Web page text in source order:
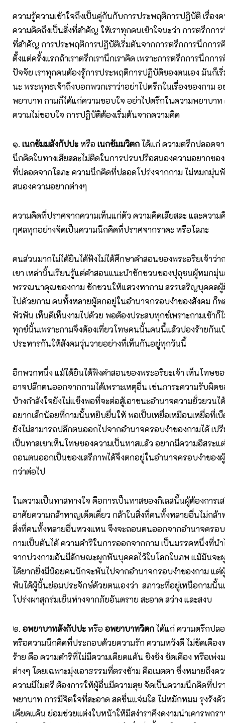
ความรู้ความเข้าใจถึงเป็นคู่กันกับการประพฤติการปฏิบัติ เรื่อง
ความคิดถึงเป็นสิ่งที่สำคัญ ให้เราทุกคนเข้าใจนะว่า การตรึกกา
ที่สำคัญ การประพฤติการปฏิบัติเริ่มต้นจากการตรึกการนึกกา
ตั้งแต่ครั้งแรกถ้าเราตรึกเรานึกเราคิด เพราะการตรึกการนึกก
ปัจจัย เราทุกคนต้องรู้การประพฤติการปฏิบัติของตนเอง มันก็เ
นะ พระพุทธเจ้าถึงบอกพวกเราว่าอย่าไปตรึกในเรื่องของกาม อ
พยาบาท กามก็ได้แก่ความชอบใจ อย่าไปตรึกในความพยาบา
ความไม่ชอบใจ การปฏิบัติต้องเริ่มต้นจากความคิด
๑. เนกขัมมสังกัปปะหรือเนกขัมมวิตก ได้แก่ ความตรึกปลอดจ
นึกคิดในทางเสียสละไม่ติดในการปรนปรือสนองความอยากขอ
ที่ปลอดจากโลภะ ความนึกคิดที่ปลอดโปร่งจากกาม ไม่หมกมุ่น
สนองความอยากต่างๆ
ความคิดที่ปราศจากความเห็นแก่ตัว ความคิดเสียสละ และควา
กุศลทุกอย่างจัดเป็นความนึกคิดที่ปราศจากราคะ หรือโลภะ
คนส่วนมากไม่ได้ยินได้ฟังไม่ได้ศึกษาคำสอนของพระอริยเจ้าว่า
เขา เหล่านั้นเรียนรู้แต่คำสอนแนะนำชักชวนของปุถุชนผู้หมกมุ่
พรรณนาคุณของกาม ชักชวนให้แสวงหากาม สรรเสริญบุคคลผู้
ไปด้วยกาม คนทั้งหลายผู้ตกอยู่ในอำนาจกรอบงำของสังคม ก็
พัวพัน เห็นดีเห็นงามไปด้วย พอต้องประสบทุกข์เพราะกามเข้า
ทุกข์นั้นเพราะกามจึงต้องเที่ยวโทษคนนั้นคนนี้แล้วปองร้ายกัน
ประหารกันให้สังคมวุ่นวายอย่างที่เห็นกันอยู่ทุกวันนี้
อีกพวกหนึ่ง แม้ได้ยินได้ฟังคำสอนของพระอริยะเจ้า เห็นโทษข
อาจปลีกตนออกจากกามได้เพราะเหตุอื่น เช่นภาระความรับผิด
บ้างกำลังใจยังไม่แข็งพอที่จะต่อสู้เอาชนะอำนาจความยั่วยวนไ
อยากเล็กน้อยที่กามนั้นหยิบยื่นให้ พอเป็นเหยื่อเหมือนเหยื่อที่เบ็
ยังไม่สามารถปลีกตนออกไปจากอำนาจครอบงำของกามได้ เป
เป็นทาสเขาเห็นโทษของความเป็นทาสแล้ว อยากมีความอิสระ
ถอนตนออกเป็นของเสรีภาพได้จึงตกอยู่ในอำนาจครอบงำของ
กว่าต่อไป
ในความเป็นทาสทางใจ คือการเป็นทาสของกิเลสนั้นผู้ต้องการเ
อาศัยความกล้าหาญเด็ดเดี่ยว กล้าในสิ่งที่คนทั้งหลายอื่นไม่กล้า
สิ่งที่คนทั้งหลายอื่นหวงแหน จึงจะถอนตนออกจากอำนาจครอบ
กามเป็นต้นได้ ความคำริในการออกจากกาม เป็นมรรคหนึ่งที่น
จากบ่วงกามอันมีลักษณะผูกพันบุคคลไว้ในโลกในภพ แม้มันจ
ได้ยากยิ่งมีน้อยคนนักจะพ้นไปจากอำนาจกรอบงำของกาม แ
พ้นได้ผู้นั้นย่อมประจักษ์ด้วยตนเองว่า สภาวะที่อยู่เหนือกามนั้น
โปร่งผาสุกร่มเย็นห่างจากภัยอันตราย สะอาด สว่าง และสงบ
๒. อพยาบาทสังกัปปะหรืออพยาบาทวิตก ได้แก่ ความตรึกปล
หรือความนึกคิดที่ประกอบด้วยความรัก ความหวังดี ไม่ขัดเคือง
ร้าย คือ ความดำริที่ไม่มีความเคียดแค้น ชิงชัง ขัดเคือง หรือเพ่ง
ต่างๆ โดยเฉพาะมุ่งเอาธรรมที่ตรงข้าม คือเมตตา ซึ่งหมายถึงค
ความมีไมตรี ต้องการให้ผู้อื่นมีความสุข จัดเป็นความนึกคิดที่ปร
พยาบาท การมีจิตใจที่สะอาด สดชื่นแจ่มใส ไม่หมักหมม รุงรัง
เคียดแค้น ย่อมช่วยแต่งใบหน้าให้มีสง่าราศีงดงามน่าเคารพกร